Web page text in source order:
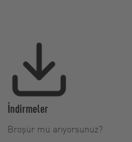
İndirmeler
Broşür mü arıyorsunuz?